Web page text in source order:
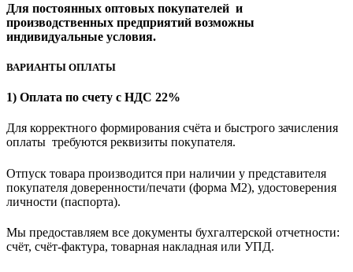
Для постоянных оптовых покупателей и
производственных предприятий возможны
индивидуальные условия.
ВАРИАНТЫ ОПЛАТЫ
1) Оплата по счету с НДС 22%
Для корректного формирования счёта и быстрого зачисления
оплаты требуются реквизиты покупателя.
Отпуск товара производится при наличии у представителя
покупателя доверенности/печати (форма M2), удостоверения
личности (паспорта).
Мы предоставляем все документы бухгалтерской отчетности:
счёт, счёт-фактура, товарная накладная или УПД.